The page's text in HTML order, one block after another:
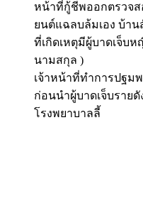
หน้าที่กู้ชีพออกตรวจส
ยนต์แฉลบล้มเอง บ้า
ที่เกิดเหตุมีผู้บาดเจ็บ
นามสกุล )
เจ้าหน้าที่ทำการปฐม
ก่อนนำผู้บาดเจ็บราย
โรงพยาบาลลี้